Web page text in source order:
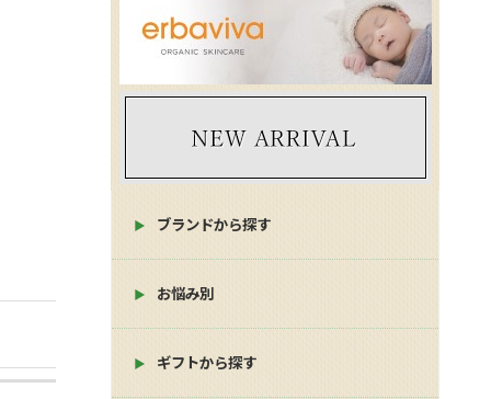
ブランドから探す
お悩み別
ギフトから探す